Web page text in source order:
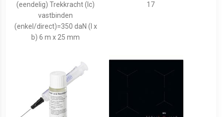
(eendelig) Trekkracht (lc)
vastbinden
(enkel/direct)=350 daN (l x
b) 6 m x 25 mm
17